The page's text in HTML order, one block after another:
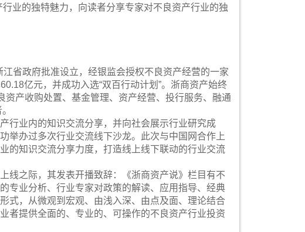
业的独特魅力，向读者分享专家对不良资产行业的独
省政府批准设立，经银监会授权不良资产经营的一家
亿元，并成功入选“双百行动计划”。浙商资产始终
资产收购处置、基金管理、资产经营、投行服务、融通
行业内的知识交流分享，并向社会展示行业研究成
举办过多次行业交流线下沙龙。此次与中国网合作上
的知识交流分享力度，打造线上线下联动的行业交流
线之际，其发表开播致辞：《浙商资产说》栏目有不
专业分析、行业专家对政策的解读、应用指导、经典
式，从微观到宏观、由浅入深、由点及面、理论结合
者提供全面的、专业的、可操作的不良资产行业投资